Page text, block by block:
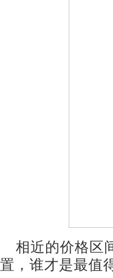
相近的价格区
置，谁才是最值